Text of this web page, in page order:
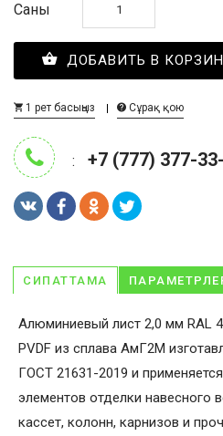
Саны
ДОБАВИТЬ В
1 рет басыңыз Сұрақ қою
: +7 (777) 377-
СИПАТТАМА
Алюминиевый лист 2,0 мм RAL
PVDF из сплава АмГ2М
ГОСТ 21631-2019 и
элементов отделки навесного
кассет, колонн, карнизов и